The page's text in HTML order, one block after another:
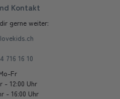
Kontakt
gerne weiter:
716 16 10
Fr
- 12:00 Uhr
- 16:00 Uhr